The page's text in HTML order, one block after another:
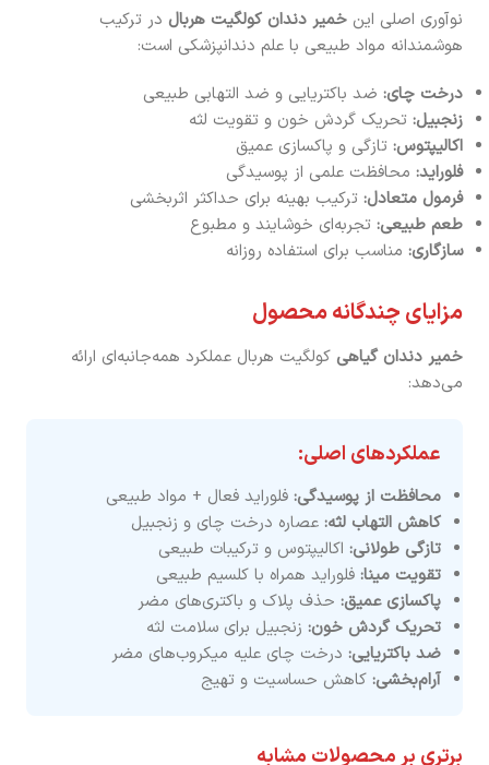
نوآوری اصلی این خمیر دندان کولگیت هربال در ترکیب
هوشمندانه مواد طبیعی با علم دندانپزشکی است:
درخت چای: ضد باکتریایی و ضد التهابی طبیعی
زنجبیل: تحریک گردش خون و تقویت لثه
اکالیپتوس: تازگی و پاکسازی عمیق
فلوراید: محافظت علمی از پوسیدگی
فرمول متعادل: ترکیب بهینه برای حداکثر اثربخشی
طعم طبیعی: تجربه‌ای خوشایند و مطبوع
سازگاری: مناسب برای استفاده روزانه
مزایای چندگانه محصول
خمیر دندان گیاهی کولگیت هربال عملکرد همه‌جانبه‌ای ارائه
می‌دهد:
عملکردهای اصلی:
محافظت از پوسیدگی: فلوراید فعال + مواد طبیعی
کاهش التهاب لثه: عصاره درخت چای و زنجبیل
تازگی طولانی: اکالیپتوس و ترکیبات طبیعی
تقویت مینا: فلوراید همراه با کلسیم طبیعی
پاکسازی عمیق: حذف پلاک و باکتری‌های مضر
تحریک گردش خون: زنجبیل برای سلامت لثه
ضد باکتریایی: درخت چای علیه میکروب‌های مضر
آرام‌بخشی: کاهش حساسیت و تهیج
برتری بر محصولات مشابه